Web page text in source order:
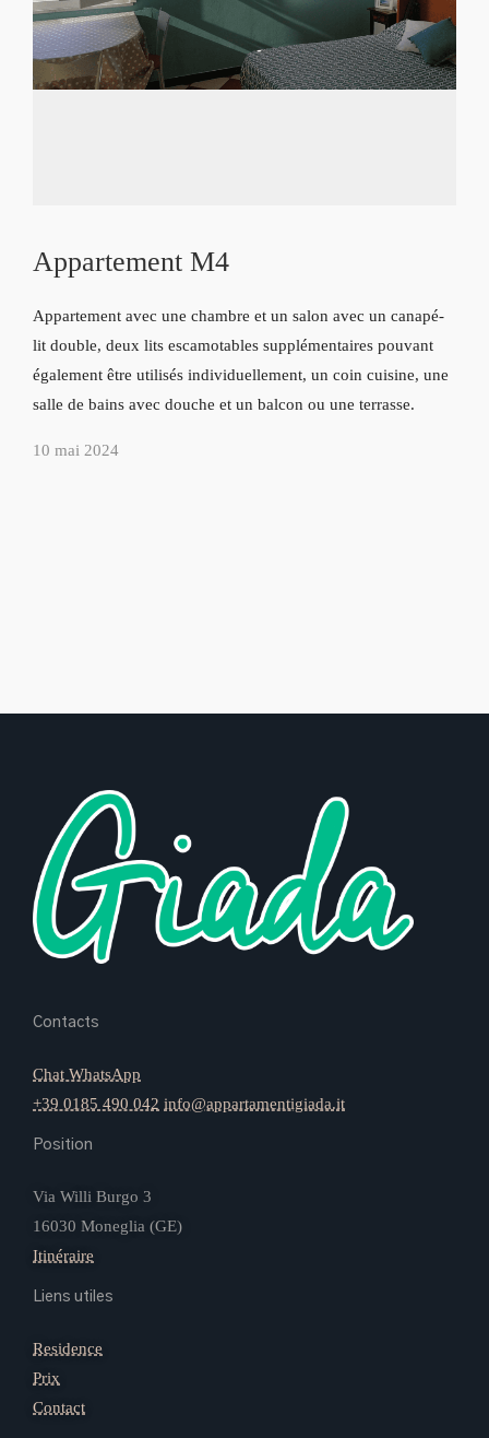
Appartement M4
Appartement avec une chambre et un salon avec un canapé-
lit double, deux lits escamotables supplémentaires pouvant
également être utilisés individuellement, un coin cuisine, une
salle de bains avec douche et un balcon ou une terrasse.
10 mai 2024
Contacts
Chat WhatsApp
+39 0185 490 042 info@appartamentigiada.it
Position
Via Willi Burgo 3
16030 Moneglia (GE)
Itinéraire
Liens utiles
Residence
Prix
Contact